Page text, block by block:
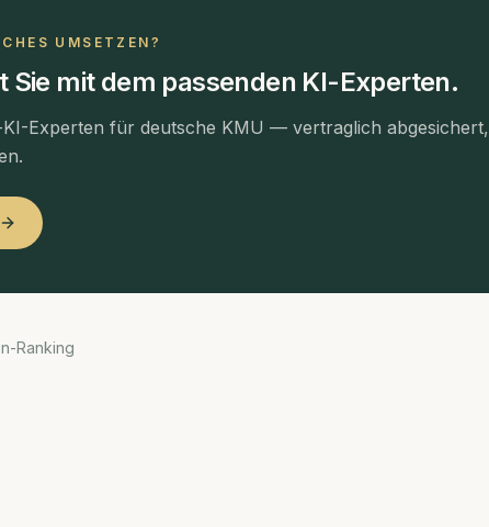
UMSETZEN?
Sie mit dem passenden KI-Experten.
Experten für deutsche KMU — vertraglich abgesichert,
Ranking